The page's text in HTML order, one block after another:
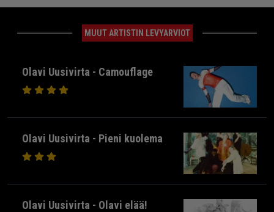
MUUT ARTISTIN LEVYARVIOT
Olavi Uusivirta - Camouflage
Olavi Uusivirta - Pieni kuolema
Olavi Uusivirta - Olavi elää!